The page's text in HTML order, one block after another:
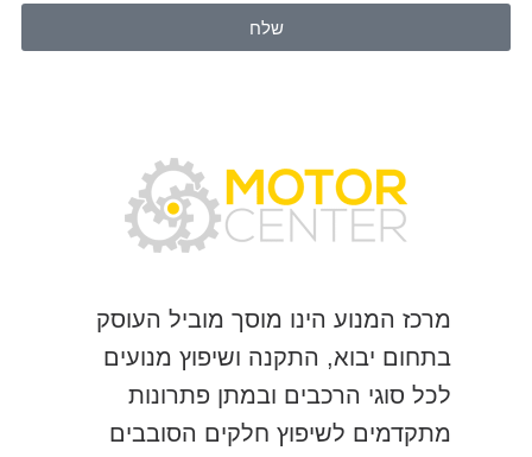
שלח
מרכז המנוע הינו מוסך מוביל העוסק
בתחום יבוא, התקנה ושיפוץ מנועים
לכל סוגי הרכבים ובמתן פתרונות
מתקדמים לשיפוץ חלקים הסובבים